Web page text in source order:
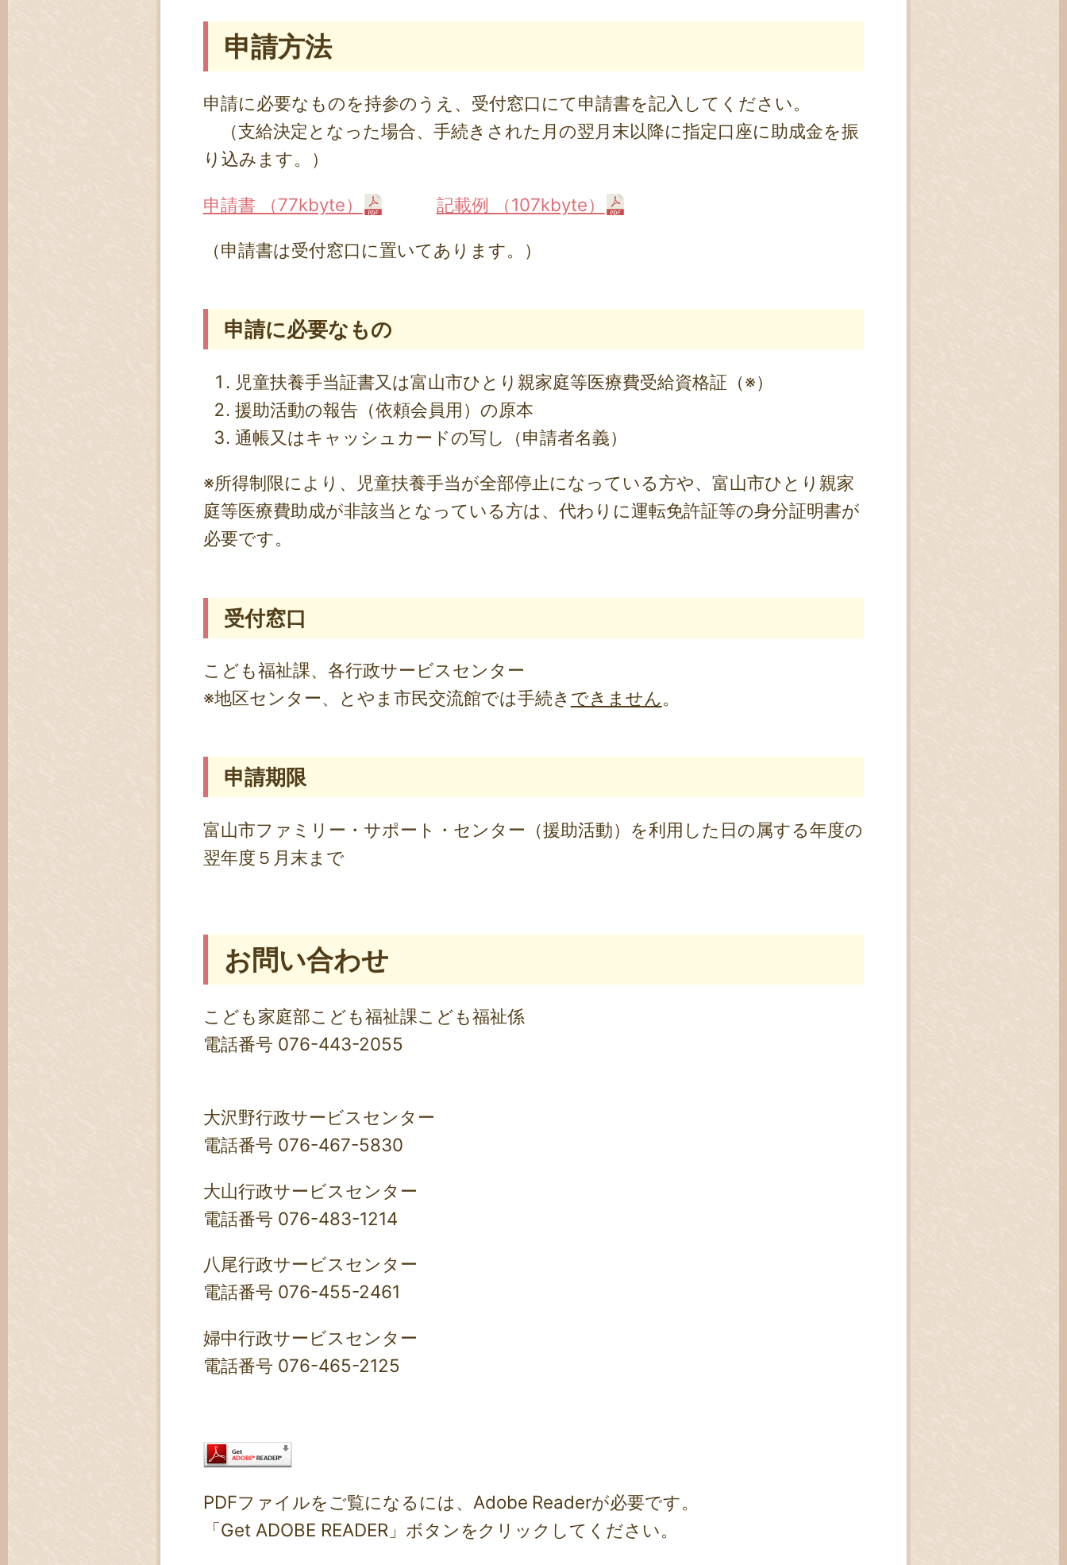
申請方法
申請に必要なものを持参のうえ、受付窓口にて申請書を記入してください。
（支給決定となった場合、手続きされた月の翌月末以降に指定口座に助成金を振
り込みます。）
申請書 （77kbyte） 記載例 （107kbyte）
（申請書は受付窓口に置いてあります。）
申請に必要なもの
児童扶養手当証書又は富山市ひとり親家庭等医療費受給資格証（※）
援助活動の報告（依頼会員用）の原本
通帳又はキャッシュカードの写し（申請者名義）
※所得制限により、児童扶養手当が全部停止になっている方や、富山市ひとり親家
庭等医療費助成が非該当となっている方は、代わりに運転免許証等の身分証明書が
必要です。
受付窓口
こども福祉課、各行政サービスセンター
※地区センター、とやま市民交流館では手続き できません。
申請期限
富山市ファミリー・サポート・センター（援助活動）を利用した日の属する年度の
翌年度５月末まで
お問い合わせ
こども家庭部こども福祉課こども福祉係
電話番号 076-443-2055
大沢野行政サービスセンター
電話番号 076-467-5830
大山行政サービスセンター
電話番号 076-483-1214
八尾行政サービスセンター
電話番号 076-455-2461
婦中行政サービスセンター
電話番号 076-465-2125
PDFファイルをご覧になるには、Adobe Readerが必要です。
「Get ADOBE READER」ボタンをクリックしてください。